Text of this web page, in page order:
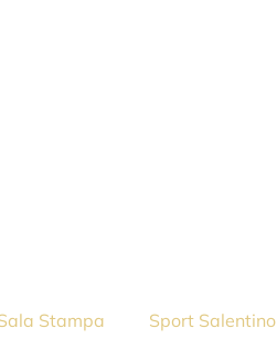
Stampa Sport Salentino